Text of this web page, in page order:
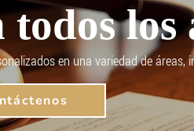
los
en una variedad de áreas,